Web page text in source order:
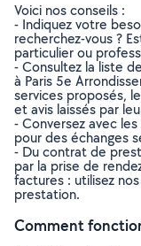
Voici nos conseils :
- Indiquez votre
recherchez-vous ?
particulier ou
- Consultez la liste
à Paris 5e
services proposés,
et avis laissés par
- Conversez avec
pour des échanges
- Du contrat de
par la prise de
factures : utilisez
prestation.
Comment